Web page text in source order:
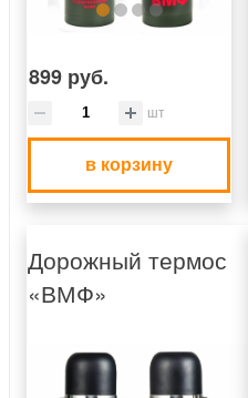
899 руб.
шт
в корзину
Дорожный термос
«ВМФ»